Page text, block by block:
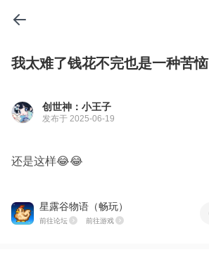
我太难了钱花不完也是一种苦恼
创世神：小王子
发布于 2025-06-19
还是这样😂😂
星露谷物语（畅玩）
前往论坛 前往游戏